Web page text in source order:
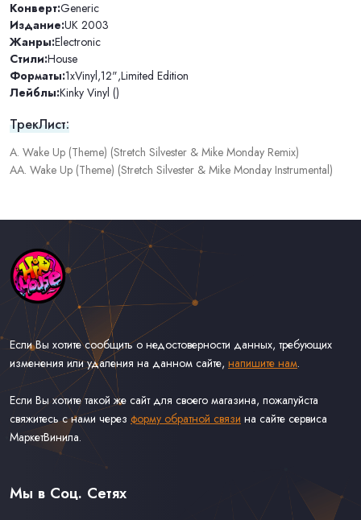
Конверт:Generic
Издание:UK 2003
Жанры:Electronic
Стили:House
Форматы:1xVinyl,12",Limited Edition
Лейблы:Kinky Vinyl ()
ТрекЛист:
A. Wake Up (Theme) (Stretch Silvester & Mike Monday Remix)
AA. Wake Up (Theme) (Stretch Silvester & Mike Monday Instrumental)
Если Вы хотите сообщить о недостоверности данных, требующих
изменения или удаления на данном сайте, напишите нам.
Если Вы хотите такой же сайт для своего магазина, пожалуйста
свяжитесь с нами через форму обратной связи на сайте сервиса
МаркетВинила.
Каталог Музыки на Виниле В Наличии
Доставка и Оплата
Мы в Соц. Сетях